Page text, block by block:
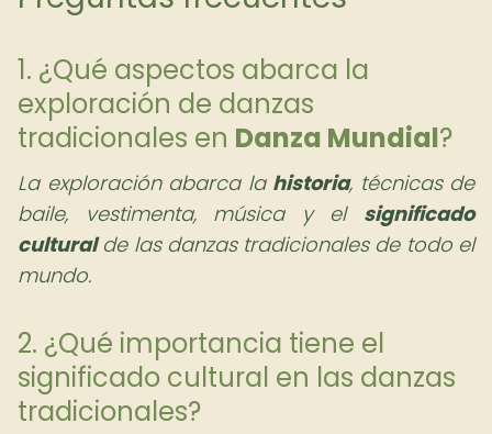
1. ¿Qué aspectos abarca la
exploración de danzas
tradicionales en Danza Mundial?
La exploración abarca la historia, técnicas de
baile, vestimenta, música y el significado
culturalde las danzas tradicionales de todo el
mundo.
2. ¿Qué importancia tiene el
significado cultural en las danzas
tradicionales?